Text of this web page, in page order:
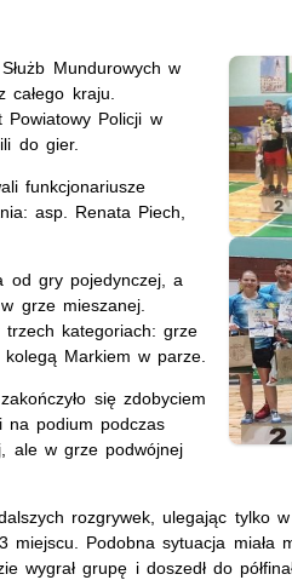
Mundurowych w
kraju.
Powiatowy Policji w
do gier.
funkcjonariusze
asp. Renata Piech,
od gry pojedynczej, a
grze mieszanej.
trzech kategoriach: grze
Markiem w parze.
się zdobyciem
na podium podczas
ale w grze podwójnej
rozgrywek, ulegając tylko w
Podobna sytuacja miała
wygrał grupę i doszedł do